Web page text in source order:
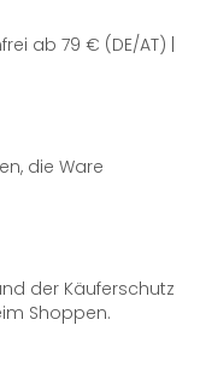
ab 79 € (DE/AT) |
die Ware
der Käuferschutz
Shoppen.